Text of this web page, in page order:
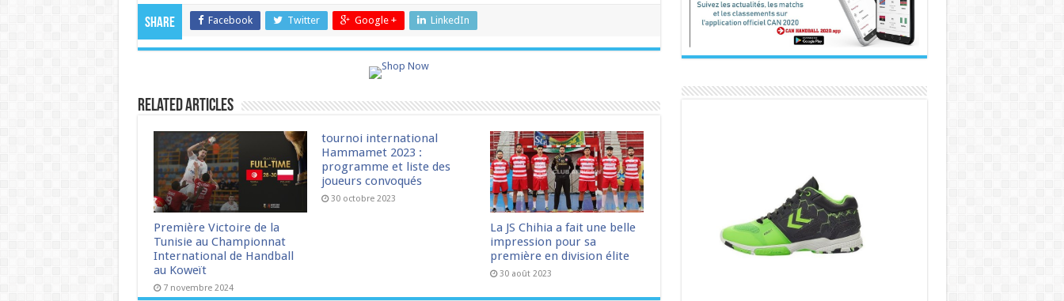
Share Facebook Twitter Google + LinkedIn
Related Articles
Première Victoire de la
Tunisie au Championnat
International de Handball
au Koweït
7 novembre 2024
tournoi international
Hammamet 2023 :
programme et liste des
joueurs convoqués
30 octobre 2023
La JS Chihia a fait une belle
impression pour sa
première en division élite
30 août 2023